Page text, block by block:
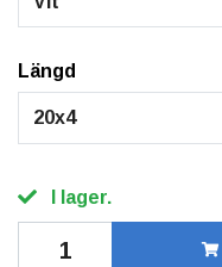
Längd
20x4
I lager.